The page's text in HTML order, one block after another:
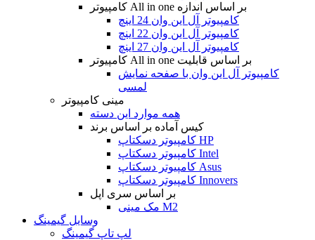
کامپیوتر All in one بر اساس اندازه
کامپیوتر آل این وان 24 اینچ
کامپیوتر آل این وان 22 اینچ
کامپیوتر آل این وان 27 اینچ
کامپیوتر All in one بر اساس قابلیت
کامپیوتر آل این وان با صفحه نمایش
لمسی
مینی کامپیوتر
همه موارد این دسته
کیس آماده بر اساس برند
کامپیوتر دسکتاپ HP
کامپیوتر دسکتاپ Intel
کامپیوتر دسکتاپ Asus
کامپیوتر دسکتاپ Innovers
بر اساس سری اپل
مک مینی M2
وسایل گیمینگ
لپ تاپ گیمینگ